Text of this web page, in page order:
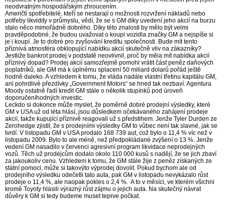
neodvratným hospodářským zhroucením.
Američtí spotřebitelé, kteří se nestarají o možnosti rozvržení nákladů nebo
potřeby likvidity v průmyslu, vědí, že se s GM díky uvedení jeho akcií na burzu
stalo něco mimořádně dobrého. Díky této znalosti by mělo být velmi
pravděpodobné, že budou uvažovat o koupi vozidla značky GM a nejspíše si
je i koupí. Je to dobré pro zvyšování kreditu společnosti. Bude mít tento
příznivá atmosféra obklopující nabídku akcií skutečně vliv na zákazníky?
Jestliže bankrot prodej v podstatě neovlivnil, proč by měla mít nabídka akcií
příznivý dopad? Prodej akcií samozřejmě pomohl vrátit část peněz daňových
poplatníků, ale GM má k úplnému splacení 50 miliard dolarů pořád ještě
hodně daleko. A vzhledem k tomu, že vláda nadále vlastní třetinu kapitálu GM,
ani pohrdlivé přezdívky „Government Motors“ se hned tak nezbaví. Agentura
Moody ostatně řadí kredit GM stále o několik stupínků pod úroveň
doporučeníhodných investic.
Leckdo si dokonce může myslet, že poměrně dobré prodejní výsledky, které
GM v USA už od léta hlásí, jsou důsledkem očekávaného zahájení prodeje
akcií, takže kupující příznivě reagovali už s předstihem. Jenže Tyler Durden ze
Zerohedge zjistil, že s prodejními výsledky GM to vůbec není tak slavné, jak se
tvrdí. V listopadu GM v USA prodalo 168 739 aut, což bylo o 11,4 % víc než v
listopadu 2009. Bylo to ale méně, než předpokládané zvýšení o 13 %. Jenže
vedení GM nasadilo v červenci agresivní program likvidace neprodejných
vozů. Těch už prodejcům dodalo okolo 110 000 kusů s nadějí, že se jich zbaví
za jakoukoliv cenu. Vzhledem k tomu, že GM stále žije z peněz získaných ze
státní pomoci, může si takovýto výprodej dovolit. Pokud bychom ale od
prodejního výsledku odečetli tato auta, pak GM v listopadu nevykázalo růst
prodeje o 11,4 %, ale naopak pokles o 2,4 %. A to v měsíci, ve kterém všichni
kromě Toyoty hlásili výrazný růst zájmu o jejich auta. Na skutečný návrat
důvěry k GM si tedy budeme muset teprve počkat.